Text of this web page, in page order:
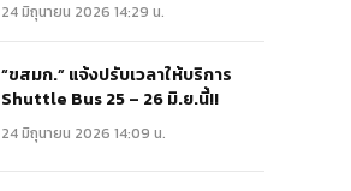
24 มิถุนายน 2026 14:29 น.
“ขสมก.” แจ้งปรับเวลาให้บริการ
Shuttle Bus 25 – 26 มิ.ย.นี้!!
24 มิถุนายน 2026 14:09 น.